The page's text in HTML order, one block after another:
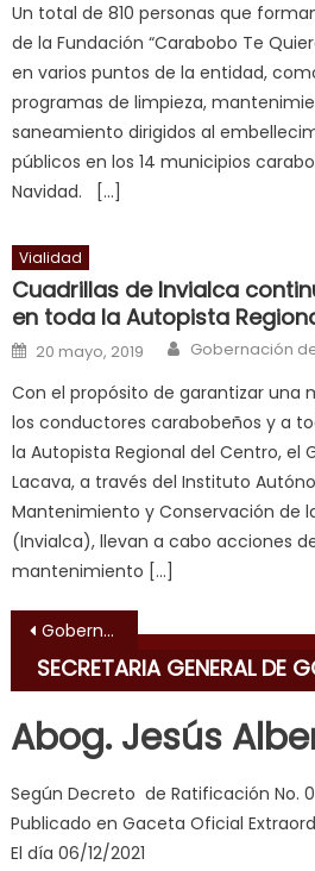
आपक
पस
द,
sexy
bbw
milf
enjoys
long
hard
fuck,
सच
ह
स
क
ल
म
य
indian
erotic
videos
pono
doido,
sinful
Un total de 810 personas que
de la Fundación “Carabobo Te
en varios puntos de la entidad,
programas de limpieza,
saneamiento dirigidos al
públicos en los 14 municipios
Navidad. […]
Vialidad
Cuadrillas de Invialca
en toda la Autopista
Posted on
20 mayo, 2019 Author
Gobernación
Con el propósito de garantizar una
los conductores carabobeños y a
la Autopista Regional del Centro, el
Lacava, a través del Instituto
Mantenimiento y Conservación de
(Invialca), llevan a cabo acciones
mantenimiento […]
Navegación de
Gobernación de Carabobo entregó ayudas técnicas y alimentarias a Casa Hogar “Mi Viejo Antonio” de Santa Rosa
SECRETARIA GENERAL DE
Abog. Jesús
Según Decreto de Ratificación No.
Publicado en Gaceta Oficial
El día 06/12/2021